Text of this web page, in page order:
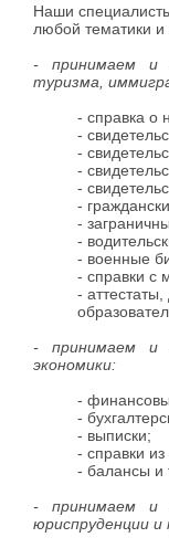
Наши
любой тематики
- принимаем и
туризма,
- справка о
-
-
-
-
-
-
-
- военные
- справки с
-
- принимаем и
экономики:
-
-
- выписки;
- справки
- балансы и
- принимаем и
юриспруденции и